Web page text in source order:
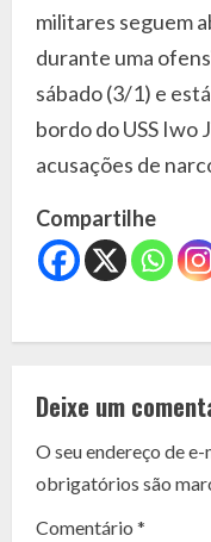
militares seguem
durante uma
sábado (3/1) e
bordo do USS Iwo
acusações de
Compartilhe
C
n
t
i
Deixe um
O seu endereço de
obrigatórios são
Comentário *